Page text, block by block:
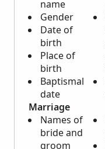
name
Gender
Date of
birth
Place of
birth
Baptismal
date
Marriage
Names of
bride and
groom